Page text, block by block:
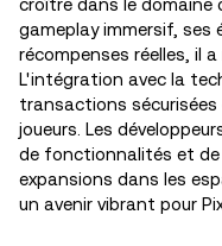
croître dans le domaine
gameplay immersif,
récompenses réelles, il
L'intégration avec la
transactions
joueurs. Les
de fonctionnalités et de
expansions dans les
un avenir vibrant pour